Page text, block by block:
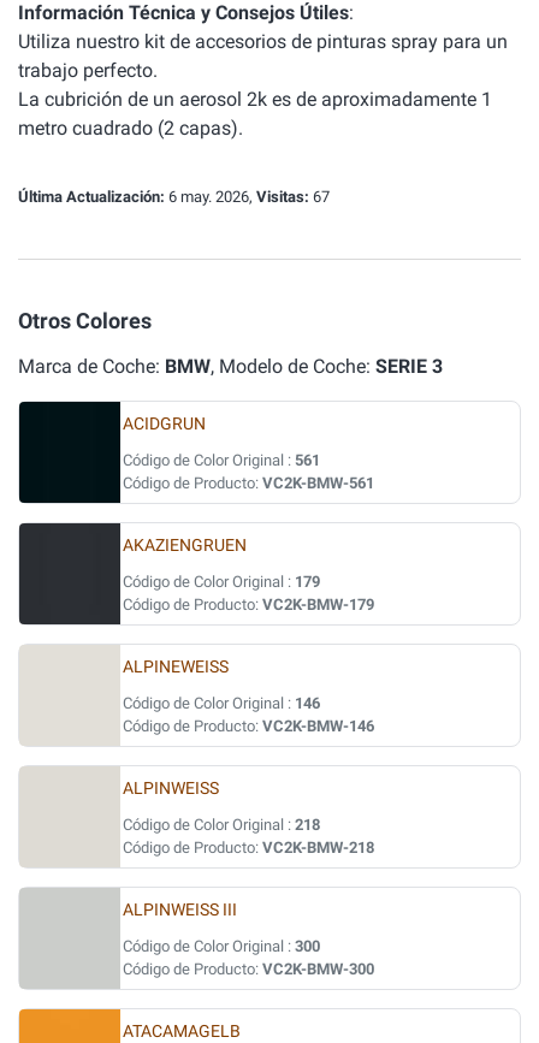
Información Técnica y Consejos Útiles:
Utiliza nuestro kit de accesorios de pinturas spray para un
trabajo perfecto.
La cubrición de un aerosol 2k es de aproximadamente 1
metro cuadrado (2 capas).
Última Actualización: 6 may. 2026, Visitas: 67
Otros Colores
Marca de Coche: BMW, Modelo de Coche: SERIE 3
ACIDGRUN
Código de Color Original : 561
Código de Producto: VC2K-BMW-561
AKAZIENGRUEN
Código de Color Original : 179
Código de Producto: VC2K-BMW-179
ALPINEWEISS
Código de Color Original : 146
Código de Producto: VC2K-BMW-146
ALPINWEISS
Código de Color Original : 218
Código de Producto: VC2K-BMW-218
ALPINWEISS III
Código de Color Original : 300
Código de Producto: VC2K-BMW-300
ATACAMAGELB